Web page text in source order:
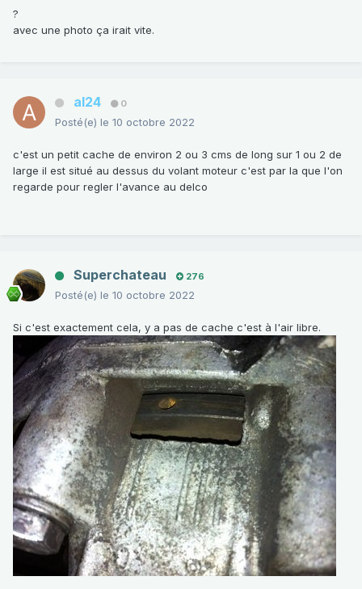
?
avec une photo ça irait vite.
al24 0
Posté(e) le 10 octobre 2022
c'est un petit cache de environ 2 ou 3 cms de long sur 1 ou 2 de
large il est situé au dessus du volant moteur c'est par la que l'on
regarde pour regler l'avance au delco
Superchateau 276
Posté(e) le 10 octobre 2022
Si c'est exactement cela, y a pas de cache c'est à l'air libre.